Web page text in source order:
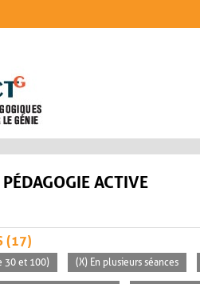
ACTIVE
(17)
30 et 100) (X) En plusieurs séances